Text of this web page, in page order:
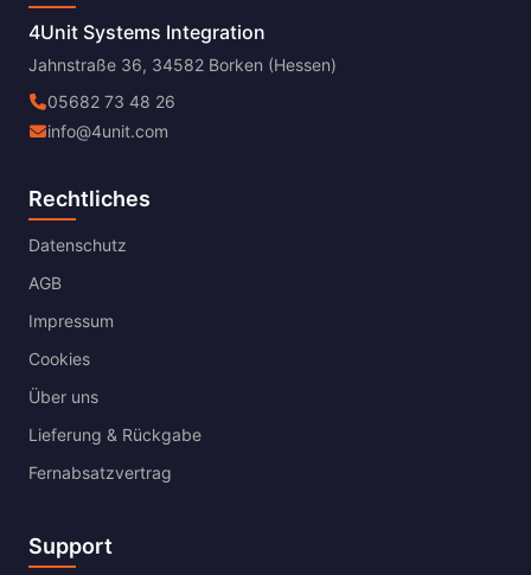
4Unit Systems Integration
Jahnstraße 36, 34582 Borken (Hessen)
05682 73 48 26
info@4unit.com
Rechtliches
Datenschutz
AGB
Impressum
Cookies
Über uns
Lieferung & Rückgabe
Fernabsatzvertrag
Support